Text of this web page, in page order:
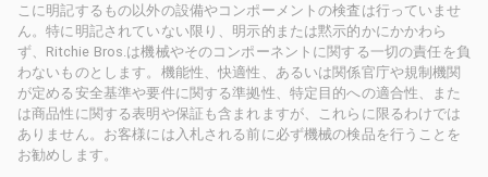
こに明記するもの以外の設備やコンポーメントの検査は行っていませ
ん。特に明記されていない限り、明示的または黙示的かにかかわら
ず、Ritchie Bros.は機械やそのコンポーネントに関する一切の責任を負
わないものとします。機能性、快適性、あるいは関係官庁や規制機関
が定める安全基準や要件に関する準拠性、特定目的への適合性、また
は商品性に関する表明や保証も含まれますが、これらに限るわけでは
ありません。お客様には入札される前に必ず機械の検品を行うことを
お勧めします。